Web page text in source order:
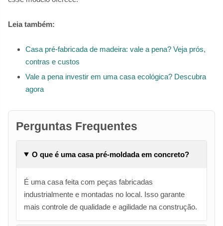
Leia também:
Casa pré-fabricada de madeira: vale a pena? Veja prós,
contras e custos
Vale a pena investir em uma casa ecológica? Descubra
agora
Perguntas Frequentes
O que é uma casa pré-moldada em concreto?
É uma casa feita com peças fabricadas
industrialmente e montadas no local. Isso garante
mais controle de qualidade e agilidade na construção.